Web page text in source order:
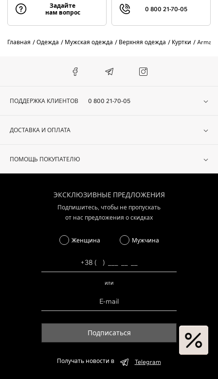
Задайте
нам вопрос
0 800 21-70-05
Главная Одежда Мужская одежда Верхняя одежда Куртки Armani
ПОДДЕРЖКА КЛИЕНТОВ 0 800 21-70-05
ДОСТАВКА И ОПЛАТА
ПОМОЩЬ ПОКУПАТЕЛЮ
ЭКСКЛЮЗИВНЫЕ ПРЕДЛОЖЕНИЯ
Подпишитесь, чтобы не пропускать
от нас предложения о скидках
Женщина Мужчина
или
Подписаться
Получать новости в Telegram